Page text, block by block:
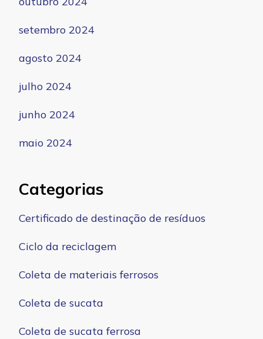
setembro 2024
agosto 2024
julho 2024
junho 2024
maio 2024
Categorias
Certificado de destinação de resíduos
Ciclo da reciclagem
Coleta de materiais ferrosos
Coleta de sucata
Coleta de sucata ferrosa